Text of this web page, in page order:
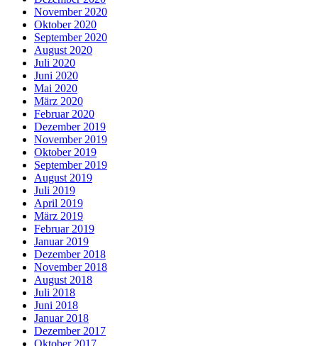
November 2020
Oktober 2020
September 2020
August 2020
Juli 2020
Juni 2020
Mai 2020
März 2020
Februar 2020
Dezember 2019
November 2019
Oktober 2019
September 2019
August 2019
Juli 2019
April 2019
März 2019
Februar 2019
Januar 2019
Dezember 2018
November 2018
August 2018
Juli 2018
Juni 2018
Januar 2018
Dezember 2017
Oktober 2017